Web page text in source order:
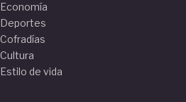
Economía
Deportes
Cofradías
Cultura
Estilo de vida